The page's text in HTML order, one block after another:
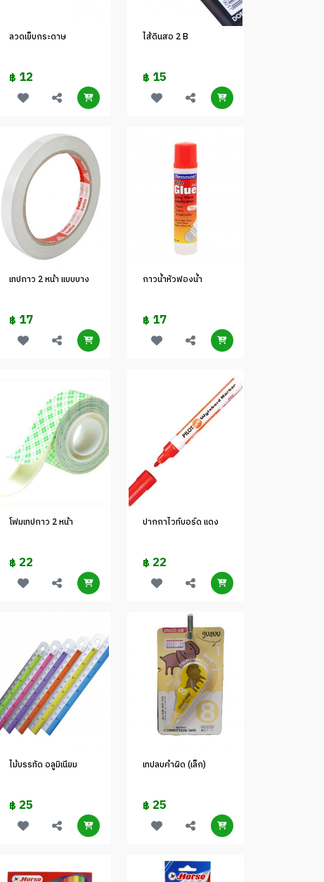
ลวดเย็บกระดาษ
฿ 12
ไส้ดินสอ 2 B
฿ 15
เทปกาว 2 หน้า แบบบาง
฿ 17
กาวน้ำหัวฟองน้ำ
฿ 17
โฟมเทปกาว 2 หน้า
฿ 22
ปากกาไวท์บอร์ด แดง
฿ 22
ไม้บรรทัด อลูมิเนียม
฿ 25
เทปลบคำผิด (เล็ก)
฿ 25